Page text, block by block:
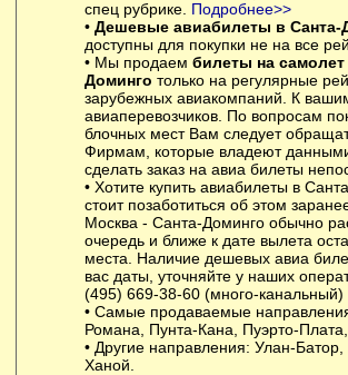
спец рубрике. Подробнее>>
• Дешевые авиабилеты в Санта-
доступны для покупки не на все
• Мы продаем билеты на
Доминго только на регулярные
зарубежных авиакомпаний. К
авиаперевозчиков. По вопросам
блочных мест Вам следует
Фирмам, которые владеют
сделать заказ на авиа билеты
• Хотите купить авиабилеты в
стоит позаботиться об этом
Москва - Санта-Доминго обычно
очередь и ближе к дате вылета
места. Наличие дешевых авиа
вас даты, уточняйте у наших
(495) 669-38-60 (много-канальный)
• Самые продаваемые
Романа, Пунта-Кана, Пуэрто-
• Другие направления: Улан-Батор,
Ханой